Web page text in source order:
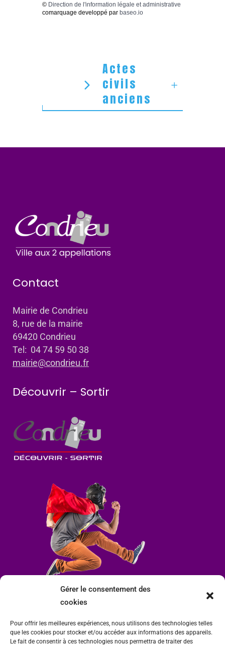
Gérer le consentement des
cookies
Pour offrir les meilleures expériences, nous utilisons des technologies telles
que les cookies pour stocker et/ou accéder aux informations des appareils.
Le fait de consentir à ces technologies nous permettra de traiter des
© Direction de l'information légale et administrative
comarquage developpé par baseo.io
Actes
civils
anciens
Contact
Mairie de Condrieu
8, rue de la mairie
69420 Condrieu
Tel: 04 74 59 50 38
mairie@condrieu.fr
Découvrir – Sortir